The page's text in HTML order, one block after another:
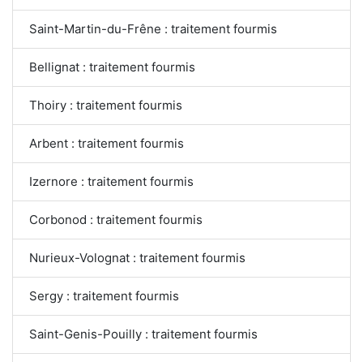
Saint-Martin-du-Frêne : traitement fourmis
Bellignat : traitement fourmis
Thoiry : traitement fourmis
Arbent : traitement fourmis
Izernore : traitement fourmis
Corbonod : traitement fourmis
Nurieux-Volognat : traitement fourmis
Sergy : traitement fourmis
Saint-Genis-Pouilly : traitement fourmis